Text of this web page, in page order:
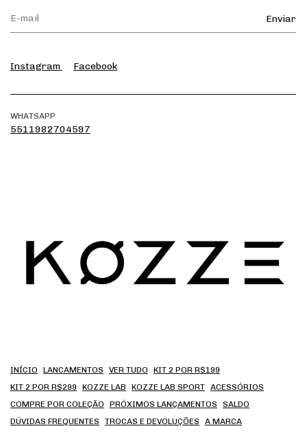
Instagram Facebook
WHATSAPP
5511982704597
INÍCIO LANCAMENTOS VER TUDO
KIT 2 POR R$199
KIT 2 POR R$299
KOZZE LAB KOZZE LAB SPORT ACESSÓRIOS
COMPRE POR COLEÇÃO
PRÓXIMOS LANÇAMENTOS
SALDO
DÚVIDAS FREQUENTES
TROCAS E DEVOLUÇÕES
A MARCA